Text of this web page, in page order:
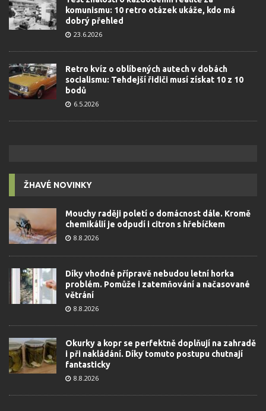
komunismu: 10 retro otázek ukáže, kdo má
dobrý přehled
23.6.2026
Retro kvíz o oblíbených autech v dobách
socialismu: Tehdejší řidiči musí získat 10 z 10
bodů
6.5.2026
ŽHAVÉ NOVINKY
Mouchy raději poletí o domácnost dále. Kromě
chemikálií je odpudí i citron s hřebíčkem
8.8.2026
Díky vhodné přípravě nebudou letní horka
problém. Pomůže i zatemňování a načasované
větrání
8.8.2026
Okurky a kopr se perfektně doplňují na zahradě
i při nakládání. Díky tomuto postupu chutnají
fantasticky
8.8.2026